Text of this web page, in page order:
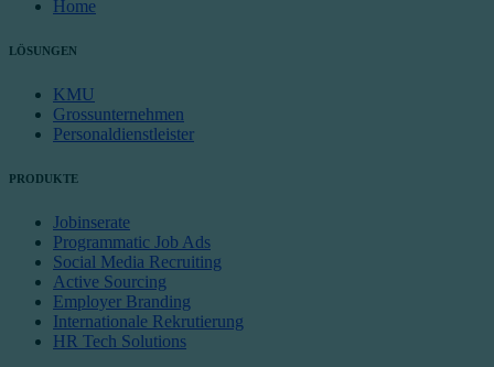
Home
LÖSUNGEN
KMU
Grossunternehmen
Personaldienstleister
PRODUKTE
Jobinserate
Programmatic Job Ads
Social Media Recruiting
Active Sourcing
Employer Branding
Internationale Rekrutierung
HR Tech Solutions